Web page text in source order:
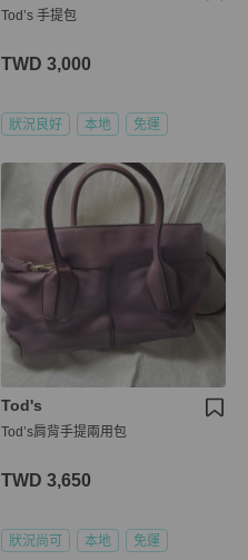
Tod’s 手提包
TWD 3,000
狀況良好 本地 免運
Tod's
Tod’s肩背手提兩用包
TWD 3,650
狀況尚可 本地 免運